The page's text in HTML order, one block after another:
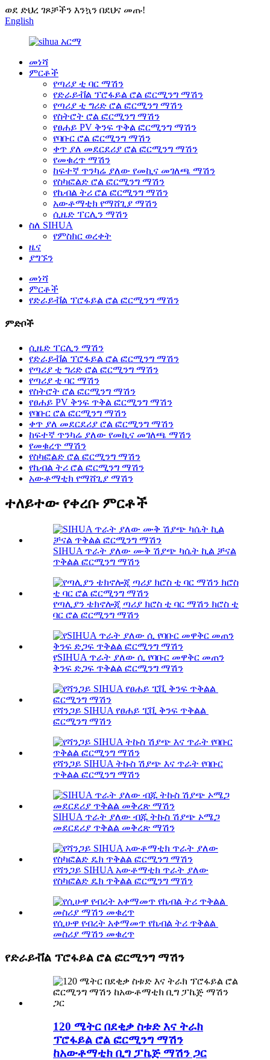
ወደ ድህረ ገጾቻችን እንኳን በደህና መጡ!
English
መነሻ
ምርቶች
የጣሪያ ቲ ባር ማሽን
የድራይቭል ፕሮፋይል ሮል ፎርሚንግ ማሽን
የጣሪያ ቲ ግሪድ ሮል ፎርሚንግ ማሽን
የስትሮት ሮል ፎርሚንግ ማሽን
የፀሐይ PV ቅንፍ ጥቅል ፎርሚንግ ማሽን
የባቡር ሮል ፎርሚንግ ማሽን
ቀጥ ያለ መደርደሪያ ሮል ፎርሚንግ ማሽን
የመቁረጥ ማሽን
ከፍተኛ ጥንካሬ ያለው የመኪና መገለጫ ማሽን
የስካፎልድ ሮል ፎርሚንግ ማሽን
የኬብል ትሪ ሮል ፎርሚንግ ማሽን
አውቶማቲክ የማሸጊያ ማሽን
ሲዜድ ፐርሊን ማሽን
ስለ SIHUA
የምስክር ወረቀት
ዜና
ያግኙን
መነሻ
ምርቶች
የድራይቭል ፕሮፋይል ሮል ፎርሚንግ ማሽን
ምድቦች
ሲዜድ ፐርሊን ማሽን
የድራይቭል ፕሮፋይል ሮል ፎርሚንግ ማሽን
የጣሪያ ቲ ግሪድ ሮል ፎርሚንግ ማሽን
የጣሪያ ቲ ባር ማሽን
የስትሮት ሮል ፎርሚንግ ማሽን
የፀሐይ PV ቅንፍ ጥቅል ፎርሚንግ ማሽን
የባቡር ሮል ፎርሚንግ ማሽን
ቀጥ ያለ መደርደሪያ ሮል ፎርሚንግ ማሽን
ከፍተኛ ጥንካሬ ያለው የመኪና መገለጫ ማሽን
የመቁረጥ ማሽን
የስካፎልድ ሮል ፎርሚንግ ማሽን
የኬብል ትሪ ሮል ፎርሚንግ ማሽን
አውቶማቲክ የማሸጊያ ማሽን
ተለይተው የቀረቡ ምርቶች
SIHUA ጥራት ያለው ሙቅ ሽያጭ ካሴት ኪል ቻናል
ጥቅልል ​​ፎርሚንግ ማሽን
የጣሊያን ቴክኖሎጂ ጣሪያ ክሮስ ቲ ባር ማሽን ክሮስ ቲ
ባር ሮል ፎርሚንግ ማሽን
የSIHUA ጥራት ያለው ሲ የባቡር መዋቅር መጠን
ቅንፍ ድጋፍ ጥቅልል ​​​​ፎርሚንግ ማሽን
የሻንጋይ SIHUA የፀሐይ ፒቪ ቅንፍ ጥቅልል ​​​​
ፎርሚንግ ማሽን
የሻንጋይ SIHUA ትኩስ ሽያጭ እና ጥራት የባቡር
ጥቅልል ​​ፎርሚንግ ማሽን
SIHUA ጥራት ያለው ብጁ ትኩስ ሽያጭ ኦሜጋ
መደርደሪያ ጥቅልል ​​መቅረጽ ማሽን
የሻንጋይ SIHUA አውቶማቲክ ጥራት ያለው
የስካፎልድ ዴክ ጥቅልል ​​​​ፎርሚንግ ማሽን
የሲሁዋ የብረት አቀማመጥ የኬብል ትሪ ጥቅልል ​​​​
መስሪያ ማሽን መቁረጥ
የድራይቭል ፕሮፋይል ሮል ፎርሚንግ ማሽን
120 ሜትር በደቂቃ ስቱድ እና ትራክ
ፕሮፋይል ሮል ፎርሚንግ ማሽን
ከአውቶማቲክ ቢግ ፓኬጅ ማሽን ጋር